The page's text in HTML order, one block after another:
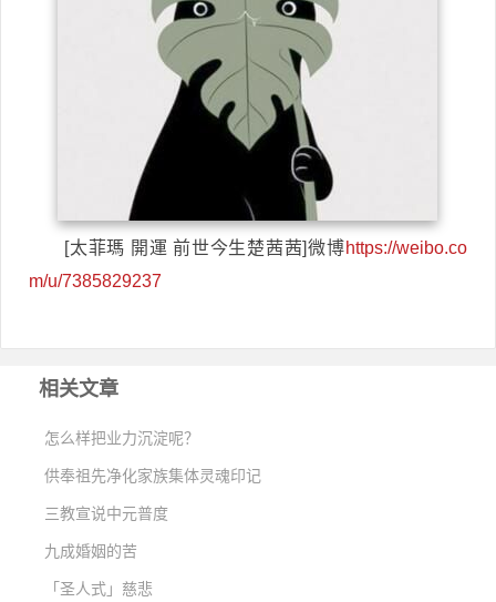
[太菲瑪 開運 前世今生楚茜茜]微博https://weibo.co
m/u/7385829237
相关文章
怎么样把业力沉淀呢？
供奉祖先净化家族集体灵魂印记
三教宣说中元普度
九成婚姻的苦
「圣人式」慈悲